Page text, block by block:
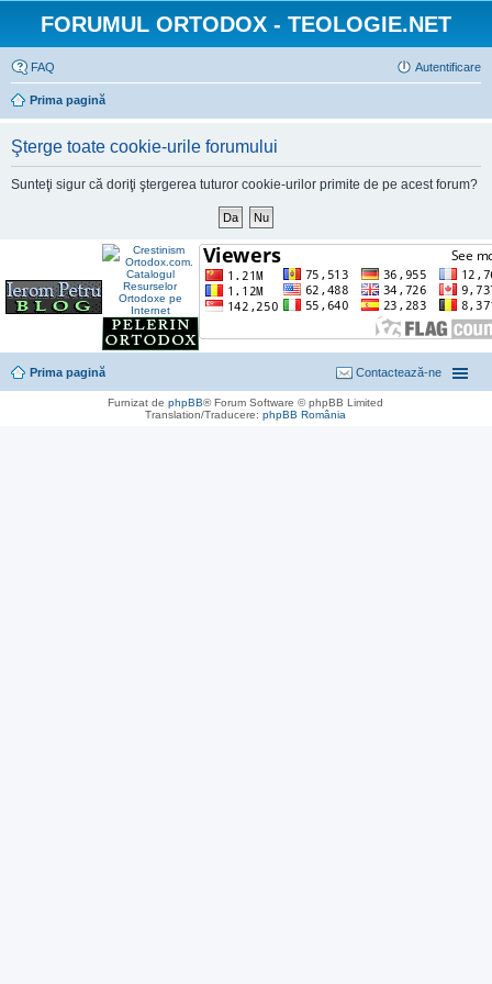
FORUMUL ORTODOX - TEOLOGIE.NET
FAQ Autentificare
Prima pagină
Şterge toate cookie-urile forumului
Sunteţi sigur că doriţi ştergerea tuturor cookie-urilor primite de pe acest forum?
Prima pagină Contactează-ne
Furnizat dephpBB® Forum Software © phpBB Limited
Translation/Traducere:phpBB România